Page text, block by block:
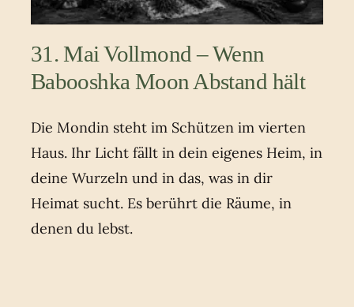
31. Mai Vollmond – Wenn
Babooshka Moon Abstand hält
Die Mondin steht im Schützen im vierten
Haus. Ihr Licht fällt in dein eigenes Heim, in
deine Wurzeln und in das, was in dir
Heimat sucht. Es berührt die Räume, in
denen du lebst.